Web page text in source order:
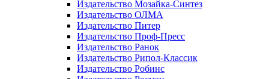
Издательство Мозайка-Синтез
Издательство ОЛМА
Издательство Питер
Издательство Проф-Пресс
Издательство Ранок
Издательство Рипол-Классик
Издательство Робинс